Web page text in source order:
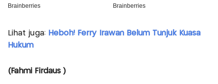
Lihat juga: Heboh! Ferry Irawan Belum Tunjuk Kuasa
Hukum
(Fahmi Firdaus )